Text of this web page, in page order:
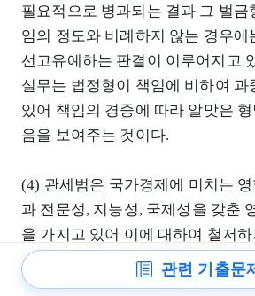
필요적으로 병과되는 결과 그 벌금
임의 정도와 비례하지 않는 경우에
선고유예하는 판결이 이루어지고
실무는 법정형이 책임에 비하여 과
있어 책임의 경중에 따라 알맞은
음을 보여주는 것이다.
(4) 관세범은 국가경제에 미치는
과 전문성, 지능성, 국제성을 갖춘
을 가지고 있어 이에 대하여 철저
이 있는 것이기는 하나, 관세법과
특별규정을 두어 이를 규율하고 있
관련 기출문제